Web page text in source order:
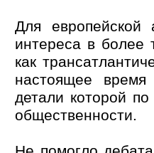
Для европейской
интереса в более
как
настоящее время
детали которой
общественности.